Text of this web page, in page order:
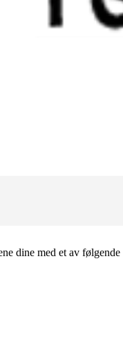
dine med et av følgende